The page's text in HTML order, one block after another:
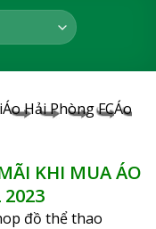
Áo Hải Phòng FCÁo
KHI MUAÁO
2023
đồ thể thao